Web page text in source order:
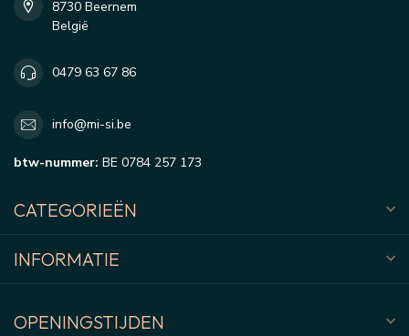
8730 Beernem
België
0479 63 67 86
info@mi-si.be
btw-nummer: BE 0784 257 173
CATEGORIEËN
INFORMATIE
OPENINGSTIJDEN